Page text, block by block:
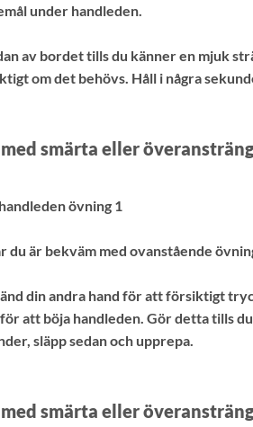
under handleden.
av bordet tills du känner en mjuk
om det behövs. Håll i några
smärta eller
du är bekväm med ovanstående
din andra hand för att försiktigt
att böja handleden. Gör detta tills
släpp sedan och upprepa.
smärta eller